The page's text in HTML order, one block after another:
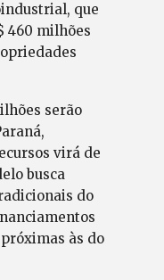
que
460 milhões
serão
virá de
busca
do
às do